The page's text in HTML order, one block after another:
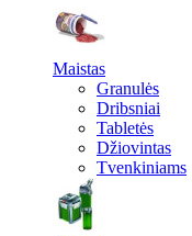
Maistas
Granulės
Dribsniai
Tabletės
Džiovintas
Tvenkiniams